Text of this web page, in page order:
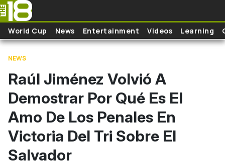
Skip to main content
World Cup News Entertainment Videos Learning
NEWS
Raúl Jiménez Volvió A
Demostrar Por Qué Es El
Amo De Los Penales En
Victoria Del Tri Sobre El
Salvador